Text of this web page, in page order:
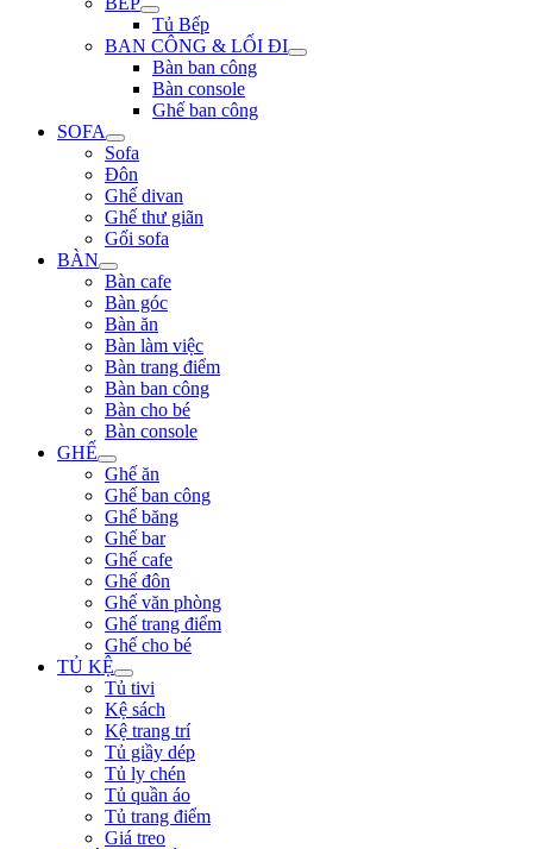
Tủ Bếp
BAN CÔNG & LỐI ĐI
Bàn ban công
Bàn console
Ghế ban công
SOFA
Sofa
Đôn
Ghế divan
Ghế thư giãn
Gối sofa
BÀN
Bàn cafe
Bàn góc
Bàn ăn
Bàn làm việc
Bàn trang điểm
Bàn ban công
Bàn cho bé
Bàn console
GHẾ
Ghế ăn
Ghế ban công
Ghế băng
Ghế bar
Ghế cafe
Ghế đôn
Ghế văn phòng
Ghế trang điểm
Ghế cho bé
TỦ KỆ
Tủ tivi
Kệ sách
Kệ trang trí
Tủ giầy dép
Tủ ly chén
Tủ quần áo
Tủ trang điểm
Giá treo